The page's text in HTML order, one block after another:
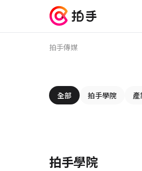
拍手傳媒
全部 拍手學院
拍手學院